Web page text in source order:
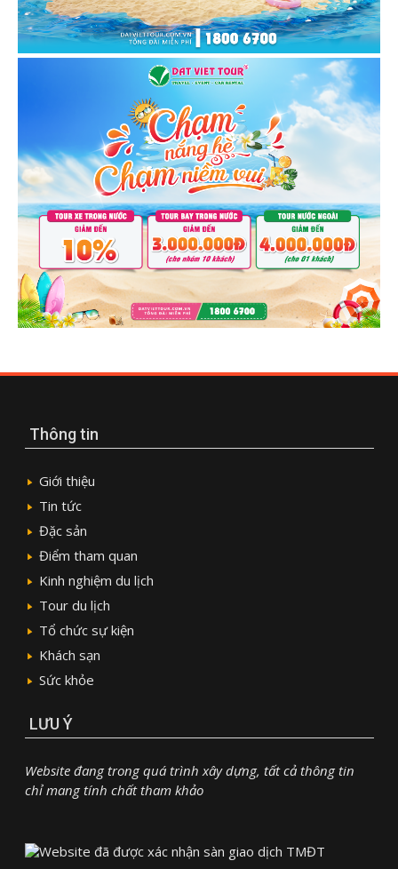
Thông tin
Giới thiệu
Tin tức
Đặc sản
Điểm tham quan
Kinh nghiệm du lịch
Tour du lịch
Tổ chức sự kiện
Khách sạn
Sức khỏe
LƯU Ý
Website đang trong quá trình xây dựng, tất cả thông tin
chỉ mang tính chất tham khảo